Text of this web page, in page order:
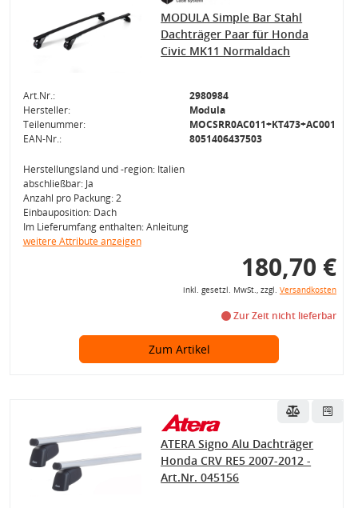
MODULA Simple Bar Stahl
Dachträger Paar für Honda
Civic MK11 Normaldach
Art.Nr.:
2980984
Hersteller:
Modula
Teilenummer:
MOCSRR0AC011+KT473+AC001
EAN-Nr.:
8051406437503
Herstellungsland und -region: Italien
abschließbar: Ja
Anzahl pro Packung: 2
Einbauposition: Dach
Im Lieferumfang enthalten: Anleitung
weitere Attribute anzeigen
180,70 €
inkl. gesetzl. MwSt., zzgl. Versandkosten
Zur Zeit nicht lieferbar
Zum Artikel
ATERA Signo Alu Dachträger
Honda CRV RE5 2007-2012 -
Art.Nr. 045156